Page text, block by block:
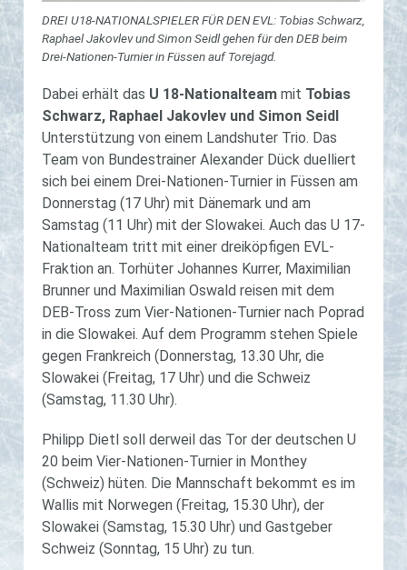
DREI U18-NATIONALSPIELER FÜR DEN EVL: Tobias Schwarz,
Raphael Jakovlev und Simon Seidl gehen für den DEB beim
Drei-Nationen-Turnier in Füssen auf Torejagd.
Dabei erhält das U 18-Nationalteam mit Tobias
Schwarz, Raphael Jakovlev und Simon Seidl
Unterstützung von einem Landshuter Trio. Das
Team von Bundestrainer Alexander Dück duelliert
sich bei einem Drei-Nationen-Turnier in Füssen am
Donnerstag (17 Uhr) mit Dänemark und am
Samstag (11 Uhr) mit der Slowakei. Auch das U 17-
Nationalteam tritt mit einer dreiköpfigen EVL-
Fraktion an. Torhüter Johannes Kurrer, Maximilian
Brunner und Maximilian Oswald reisen mit dem
DEB-Tross zum Vier-Nationen-Turnier nach Poprad
in die Slowakei. Auf dem Programm stehen Spiele
gegen Frankreich (Donnerstag, 13.30 Uhr, die
Slowakei (Freitag, 17 Uhr) und die Schweiz
(Samstag, 11.30 Uhr).
Philipp Dietl soll derweil das Tor der deutschen U
20 beim Vier-Nationen-Turnier in Monthey
(Schweiz) hüten. Die Mannschaft bekommt es im
Wallis mit Norwegen (Freitag, 15.30 Uhr), der
Slowakei (Samstag, 15.30 Uhr) und Gastgeber
Schweiz (Sonntag, 15 Uhr) zu tun.